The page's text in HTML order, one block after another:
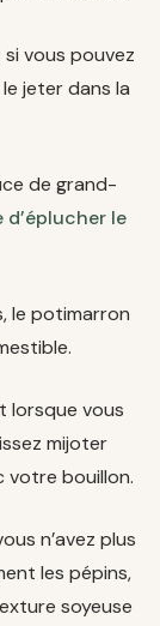
vous pouvez
jeter dans la
de grand-
le
le potimarron
lorsque vous
mijoter
votre bouillon.
n’avez plus
les pépins,
soyeuse